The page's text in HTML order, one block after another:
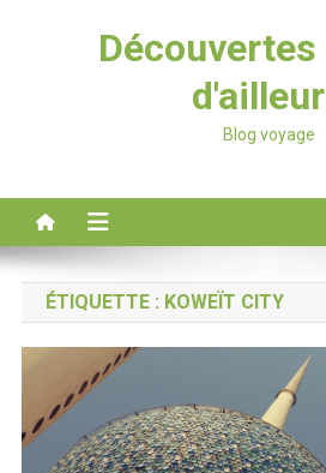
Blog voyage
ÉTIQUETTE : KOWEÏT CITY